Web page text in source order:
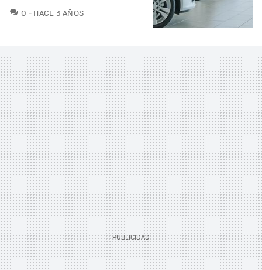
0 COMENTARIOS
HACE 3 AÑOS